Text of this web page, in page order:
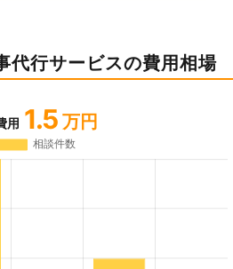
代行サービスの費用相場
用 1.5 万円